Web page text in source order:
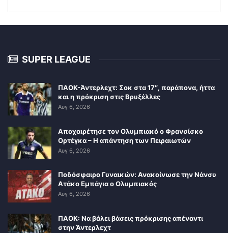
SUPER LEAGUE
ΠΑΟΚ-Άντερλεχτ: Σοκ στα 17″, παράπονα, ήττα
και η πρόκριση στις Βρυξέλλες
Αυγ 6, 2026
Αποχαιρέτησε τον Ολυμπιακό ο Φρανσίσκο
Ορτέγκα – Η απάντηση των Πειραιωτών
Αυγ 6, 2026
Ποδόσφαιρο Γυναικών: Ανακοίνωσε την Νάνσυ
Ατάκο Εμπάγια ο Ολυμπιακός
Αυγ 6, 2026
ΠΑΟΚ: Να βάλει βάσεις πρόκρισης απέναντι
στην Άντερλεχτ